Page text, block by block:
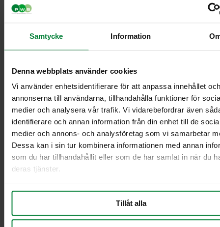
Samtycke Information
Denna webbplats använder cookies
Vi använder enhetsidentifierare för att anpassa innehållet och
annonserna till användarna, tillhandahålla funktioner för
medier och analysera vår trafik. Vi vidarebefordrar även
identifierare och annan information från din enhet till de
medier och annons- och analysföretag som vi samarbetar
Dessa kan i sin tur kombinera informationen med annan
som du har tillhandahållit eller som de har samlat in när du
deras tjänster.
Tillåt alla
Vaunuteline 3-4 jakeelle
10L/21L säiliöille
Vaunuteline 5-6